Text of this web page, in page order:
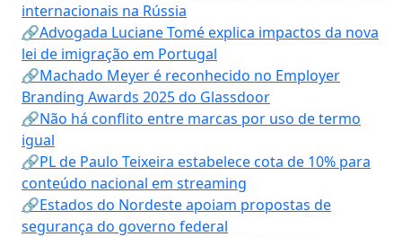
internacionais na Rússia
🔗Advogada Luciane Tomé explica impactos da nova
lei de imigração em Portugal
🔗Machado Meyer é reconhecido no Employer
Branding Awards 2025 do Glassdoor
🔗Não há conflito entre marcas por uso de termo
igual
🔗PL de Paulo Teixeira estabelece cota de 10% para
conteúdo nacional em streaming
🔗Estados do Nordeste apoiam propostas de
segurança do governo federal